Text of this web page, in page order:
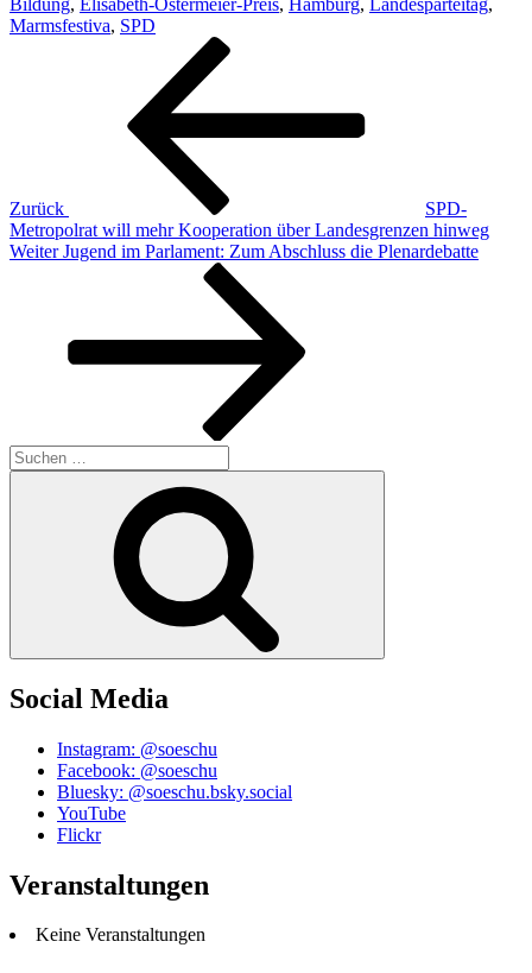
Marmsfestiva, SPD
Beitragsnavigation
Zurück
SPD-
Metropolrat will mehr Kooperation über Landesgrenzen hinweg
Nächster
Weiter Jugend im Parlament: Zum Abschluss die Plenardebatte
Suchen
nach:
Social Media
Instagram: @soeschu
Facebook: @soeschu
Bluesky: @soeschu.bsky.social
YouTube
Flickr
Veranstaltungen
Keine Veranstaltungen